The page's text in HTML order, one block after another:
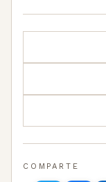
COMPARTE